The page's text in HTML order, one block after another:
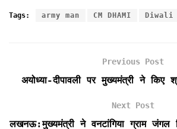
c
k
i
a
a
p
i
i
r
i
n
d
Tags: army man CM DHAMI
Previous Post
अयोध्या-दीपावली पर मुख्यमंत्री ने किए
Next Post
लखनऊ:मुख्यमंत्री ने वनटांगिया ग्राम जंगल